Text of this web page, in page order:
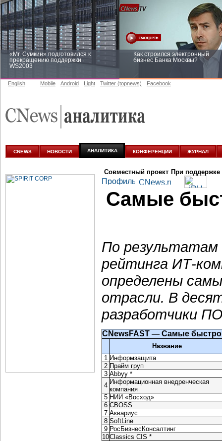
«Mr. Сумкин» подготовился к
прекращению поддержки
WS2003
Как строился электронный
бизнес Банка Москвы?
аналитике
English Mobile Android Light Twitter (topnews) Facebook
CNEWS НОВОСТИ АНАЛИТИКА КОНФЕРЕНЦИИ ЖУРНАЛ
Совместный проект При поддержке
Самые
По результатам
рейтинга ИТ-
определены
отрасли. В
разработчики
CNewsFAST — Самые
Название
1 Информзащита
2 Прайм груп
3 Abbyy *
4 Информационная внедренческая
компания
5 НИИ «Восход»
6 CBOSS
7 Аквариус
8 SoftLine
9 РосБизнесКонсалтинг
10Classics CIS *